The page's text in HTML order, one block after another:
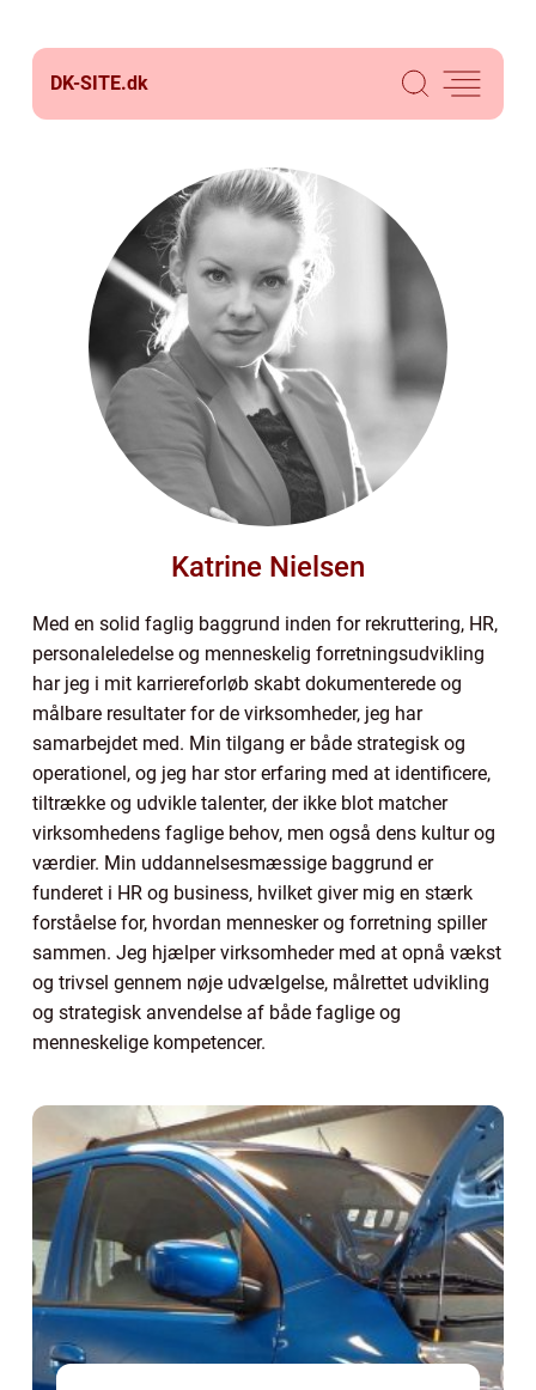
DK-SITE.dk
Katrine Nielsen
Med en solid faglig baggrund inden for rekruttering, HR,
personaleledelse og menneskelig forretningsudvikling
har jeg i mit karriereforløb skabt dokumenterede og
målbare resultater for de virksomheder, jeg har
samarbejdet med. Min tilgang er både strategisk og
operationel, og jeg har stor erfaring med at identificere,
tiltrække og udvikle talenter, der ikke blot matcher
virksomhedens faglige behov, men også dens kultur og
værdier. Min uddannelsesmæssige baggrund er
funderet i HR og business, hvilket giver mig en stærk
forståelse for, hvordan mennesker og forretning spiller
sammen. Jeg hjælper virksomheder med at opnå vækst
og trivsel gennem nøje udvælgelse, målrettet udvikling
og strategisk anvendelse af både faglige og
menneskelige kompetencer.